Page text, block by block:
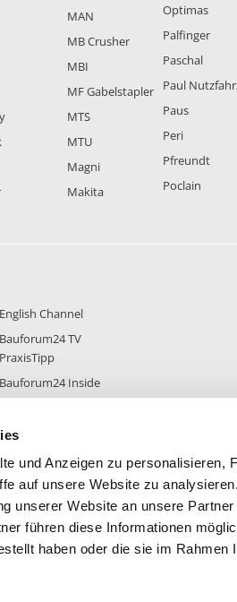
und Anzeigen zu personalisieren,
auf unsere Website zu
unserer Website an unsere
führen diese Informationen
haben oder die sie im Rahmen
MAN
MB Crusher
MBI
MF Gabelstapler
MTS
MTU
Magni
Makita
Optimas
Palfinger
Paschal
Paul
Paus
Peri
Pfreundt
Poclain
English Channel
Bauforum24 TV
PraxisTipp
Bauforum24 Inside
FOREN